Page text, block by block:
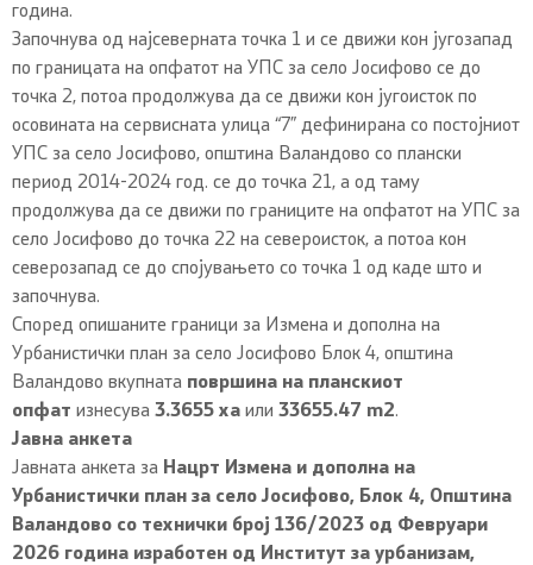
година.
Започнува од најсеверната точка 1 и се движи кон југозапад
по границата на опфатот на УПС за село Јосифово се до
точка 2, потоа продолжува да се движи кон југоисток по
осовината на сервисната улица “7” дефинирана со постојниот
УПС за село Јосифово, општина Валандово со плански
период 2014-2024 год. се до точка 21, а од таму
продолжува да се движи по границите на опфатот на УПС за
село Јосифово до точка 22 на североисток, а потоа кон
северозапад се до спојувањето со точка 1 од каде што и
започнува.
Според опишаните граници за Измена и дополна на
Урбанистички план за село Јосифово Блок 4, општина
Валандово вкупната површина на планскиот
опфат изнесува 3.3655 ха или 33655.47 m2.
Јавна анкета
Јавната анкета за Нацрт Измена и дополна на
Урбанистички план за село Јосифово, Блок 4, Општина
Валандово со технички број 136/2023 од Февруари
2026 година изработен од Институт за урбанизам,